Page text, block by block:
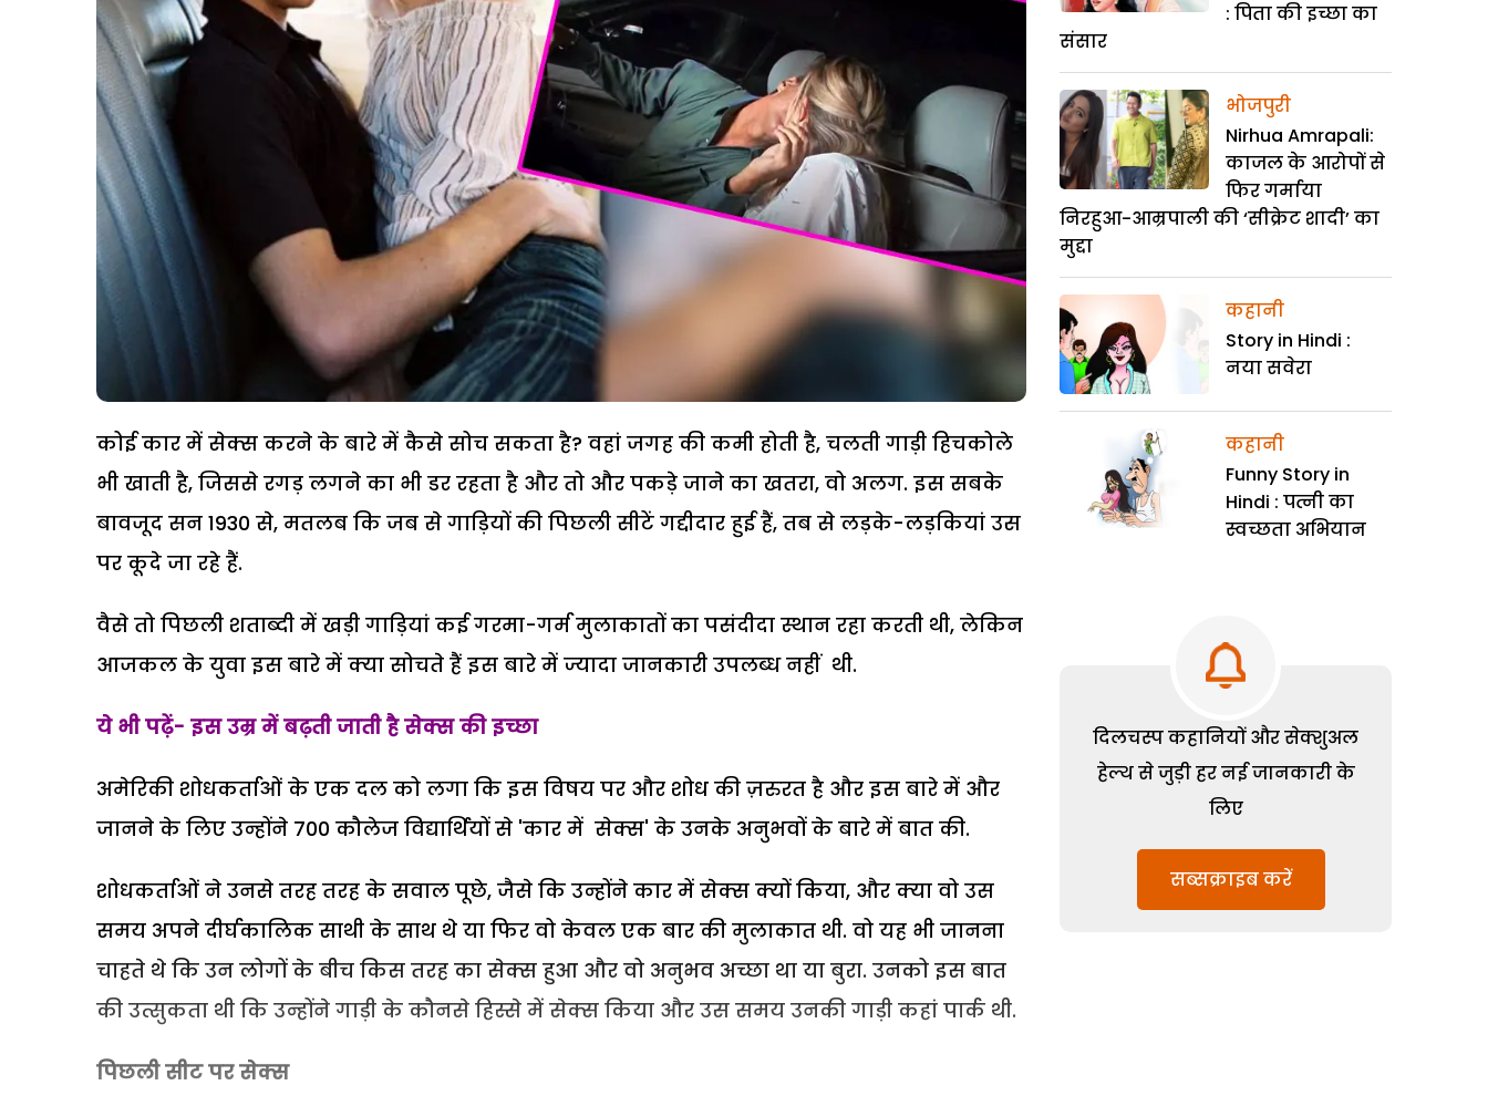
कोई कार में सेक्स करने के बारे में कैसे सोच सकता है? वहां जगह की कमी होती है, चलती गाड़ी हिचकोले
भी खाती है, जिससे रगड़ लगने का भी डर रहता है और तो और पकड़े जाने का खतरा, वो अलग. इस सबके
बावजूद सन 1930 से, मतलब कि जब से गाड़ियों की पिछली सीटें गद्दीदार हुई हैं, तब से लड़के-लड़कियां उस
पर कूदे जा रहे हैं.
वैसे तो पिछली शताब्दी में खड़ी गाड़ियां कई गरमा-गर्म मुलाकातों का पसंदीदा स्थान रहा करती थी, लेकिन
आजकल के युवा इस बारे में क्या सोचते हैं इस बारे में ज्यादा जानकारी उपलब्ध नहीं थी.
ये भी पढ़ें- इस उम्र में बढ़ती जाती है सेक्स की इच्छा
अमेरिकी शोधकर्ताओं के एक दल को लगा कि इस विषय पर और शोध की ज़रुरत है और इस बारे में और
जानने के लिए उन्होंने 700 कौलेज विद्यार्थियों से 'कार में सेक्स' के उनके अनुभवों के बारे में बात की.
शोधकर्ताओं ने उनसे तरह तरह के सवाल पूछे, जैसे कि उन्होंने कार में सेक्स क्यों किया, और क्या वो उस
समय अपने दीर्घकालिक साथी के साथ थे या फिर वो केवल एक बार की मुलाकात थी. वो यह भी जानना
चाहते थे कि उन लोगों के बीच किस तरह का सेक्स हुआ और वो अनुभव अच्छा था या बुरा. उनको इस बात
की उत्सुकता थी कि उन्होंने गाड़ी के कौनसे हिस्से में सेक्स किया और उस समय उनकी गाड़ी कहां पार्क थी.
पिछली सीट पर सेक्स
: पिता की इच्छा का
संसार
भोजपुरी
Nirhua Amrapali:
काजल के आरोपों से
फिर गर्माया
निरहुआ-आम्रपाली की ‘सीक्रेट शादी’ का
मुद्दा
कहानी
Story in Hindi :
नया सवेरा
कहानी
Funny Story in
Hindi : पत्नी का
स्वच्छता अभियान
दिलचस्प कहानियों और सेक्शुअल
हेल्थ से जुड़ी हर नई जानकारी के
लिए
सब्सक्राइब करें